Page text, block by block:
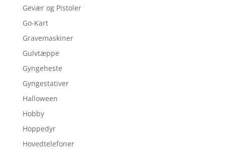
Gevær og Pistoler
Go-Kart
Gravemaskiner
Gulvtæppe
Gyngeheste
Gyngestativer
Halloween
Hobby
Hoppedyr
Hovedtelefoner